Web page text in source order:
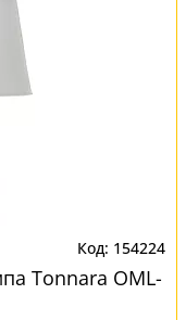
154224
Tonnara OML-